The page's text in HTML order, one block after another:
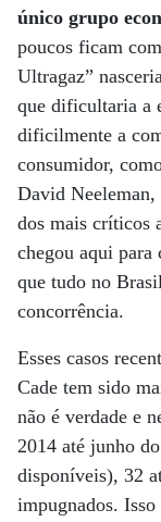
único grupo
poucos ficam
Ultragaz”
que dificultaria a
dificilmente a
consumidor,
David
dos mais críticos
chegou aqui para
que tudo no
concorrência.
Esses casos
Cade tem sido
não é verdade e
2014 até junho
disponíveis), 32
impugnados.